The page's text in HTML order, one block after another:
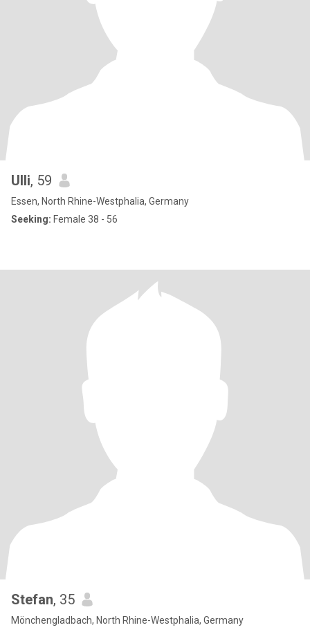
Ulli, 59
Essen, North Rhine-Westphalia, Germany
Seeking: Female 38 - 56
Stefan, 35
Mönchengladbach, North Rhine-Westphalia, Germany